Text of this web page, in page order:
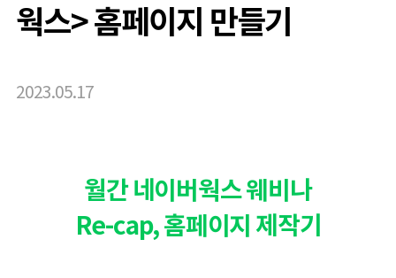
웍스> 홈페이지 만들기
2023.05.17
월간 네이버웍스 웨비나
Re-cap, 홈페이지 제작기